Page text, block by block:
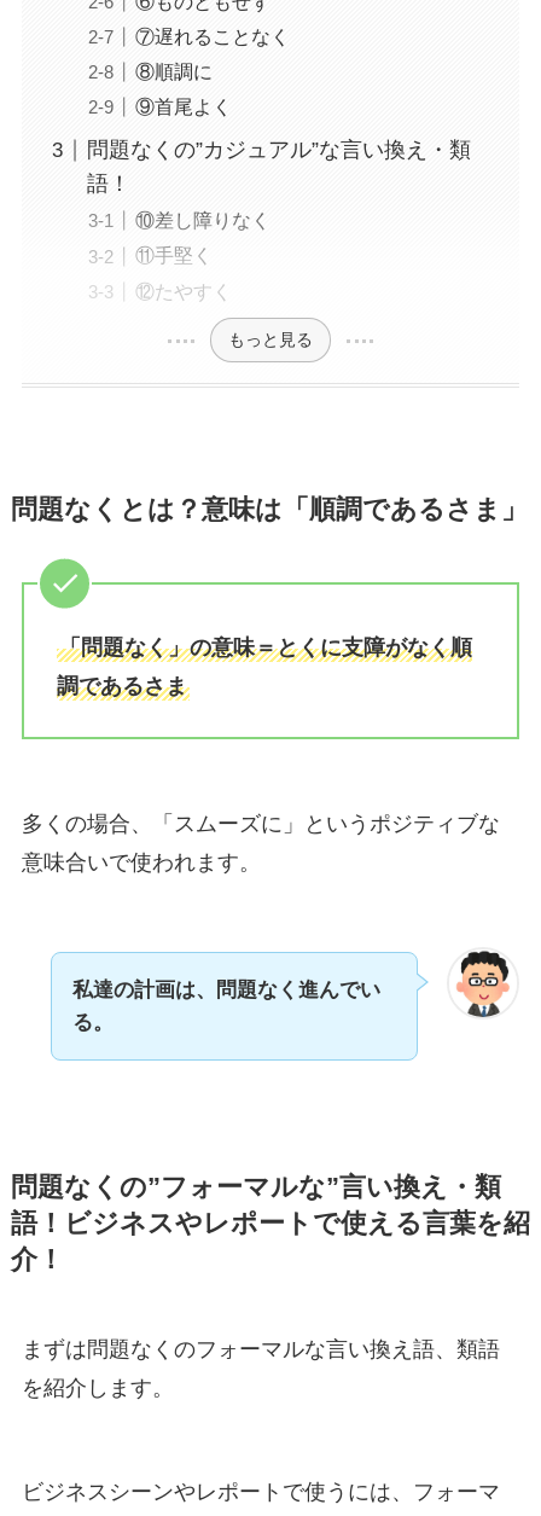
⑦遅れることなく
⑧順調に
⑨首尾よく
問題なくの”カジュアル”な言い換え・類
語！
⑩差し障りなく
⑪手堅く
⑫たやすく
もっと見る
問題なくとは？意味は「順調であるさま」
「問題なく」の意味＝とくに支障がなく順
調であるさま
多くの場合、「スムーズに」というポジティブな
意味合いで使われます。
私達の計画は、問題なく進んでい
る。
問題なくの”フォーマルな”言い換え・類
語！ビジネスやレポートで使える言葉を紹
介！
まずは問題なくのフォーマルな言い換え語、類語
を紹介します。
ビジネスシーンやレポートで使うには、フォーマ